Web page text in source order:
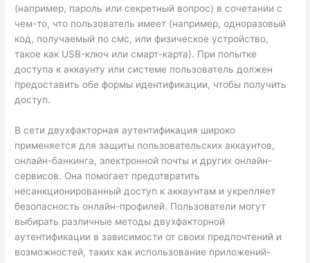
(например, пароль или секретный вопрос) в сочетании с
чем-то, что пользователь имеет (например, одноразовый
код, получаемый по смс, или физическое устройство,
такое как USB-ключ или смарт-карта). При попытке
доступа к аккаунту или системе пользователь должен
предоставить обе формы идентификации, чтобы получить
доступ.
В сети двухфакторная аутентификация широко
применяется для защиты пользовательских аккаунтов,
онлайн-банкинга, электронной почты и других онлайн-
сервисов. Она помогает предотвратить
несанкционированный доступ к аккаунтам и укрепляет
безопасность онлайн-профилей. Пользователи могут
выбирать различные методы двухфакторной
аутентификации в зависимости от своих предпочтений и
возможностей, таких как использование приложений-